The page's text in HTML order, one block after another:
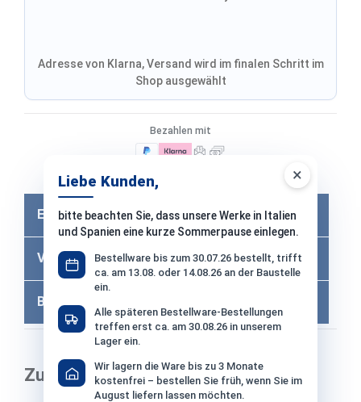
×
Liebe Kunden,
bitte beachten Sie, dass unsere Werke in Italien
und Spanien eine kurze Sommerpause einlegen.
Bestellware bis zum 30.07.26 bestellt, trifft
ca. am 13.08. oder 14.08.26 an der Baustelle
ein.
Alle späteren Bestellware-Bestellungen
treffen erst ca. am 30.08.26 in unserem
Lager ein.
Wir lagern die Ware bis zu 3 Monate
kostenfrei – bestellen Sie früh, wenn Sie im
August liefern lassen möchten.
Adresse von Klarna, Versand wird im finalen Schritt im
Shop ausgewählt
Bezahlen mit
Eigenschaften
Versandkosten
Bewertungen
Zubehör